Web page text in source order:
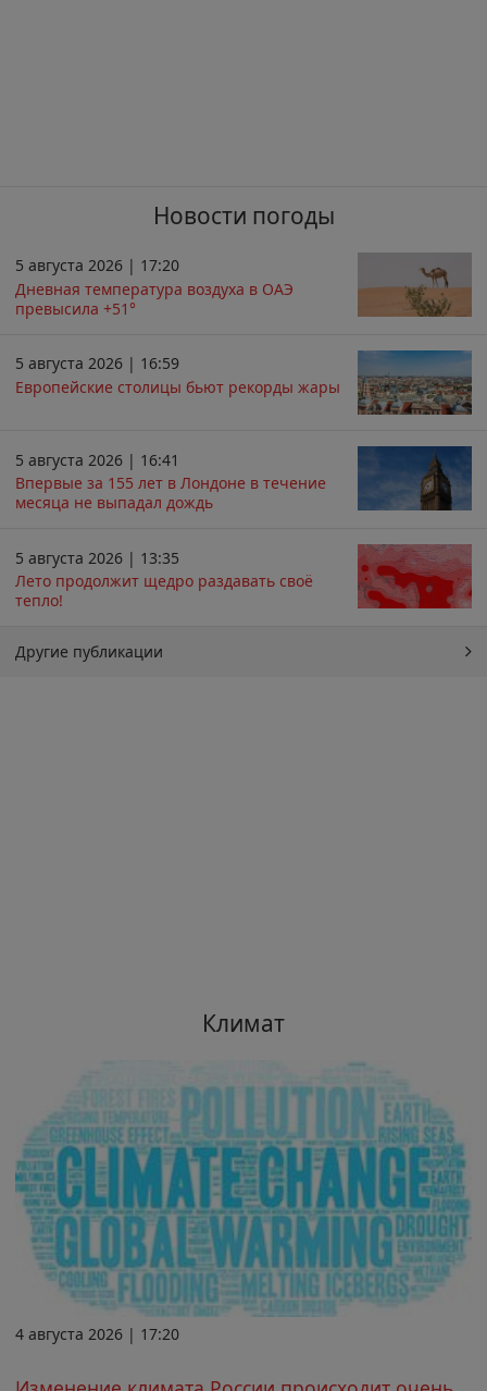
Новости погоды
5 августа 2026 | 17:20
Дневная температура воздуха в ОАЭ
превысила +51°
5 августа 2026 | 16:59
Европейские столицы бьют рекорды жары
5 августа 2026 | 16:41
Впервые за 155 лет в Лондоне в течение
месяца не выпадал дождь
5 августа 2026 | 13:35
Лето продолжит щедро раздавать своё
тепло!
Другие публикации
Климат
4 августа 2026 | 17:20